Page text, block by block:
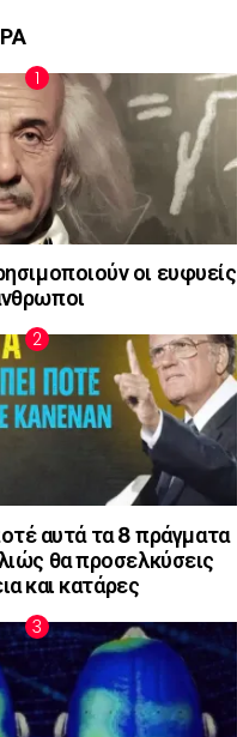
οι ευφυείς
αυτά τα 8 πράγματα
θα προσελκύσεις
και κατάρες